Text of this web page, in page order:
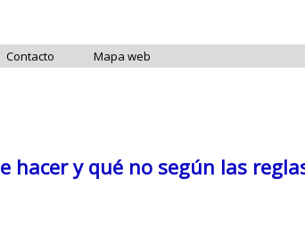
Contacto Mapa web
hacer y qué no según las